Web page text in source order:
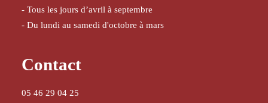
- Tous les jours d’avril à septembre
- Du lundi au samedi d'octobre à mars
Contact
05 46 29 04 25